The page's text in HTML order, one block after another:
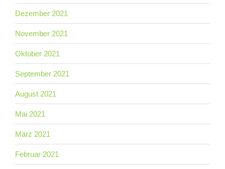
Dezember 2021
November 2021
Oktober 2021
September 2021
August 2021
Mai 2021
März 2021
Februar 2021